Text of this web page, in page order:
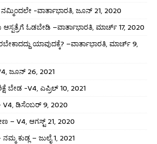
-ವಾರ್ತಾಭಾರತಿ, ಜೂನ್ 21, 2020
ಓಡಬೇಡಿ –ವಾರ್ತಾಭಾರತಿ, ಮಾರ್ಚ್ 17, 2020
ಯಾವುದಕ್ಕೆ? –ವಾರ್ತಾಭಾರತಿ, ಮಾರ್ಚ್ 9,
ಜೂನ್ 26, 2021
ಬೇಡ -V4, ಎಪ್ರಿಲ್ 10, 2021
ಡಿಸೆಂಬರ್ 9, 2020
V4, ಆಗಸ್ಟ್ 21, 2020
ಕುಡ್ಲ – ಜುಲೈ 1, 2021